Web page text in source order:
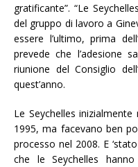
gratificante”. “Le
del gruppo di lavoro a
essere l’ultimo, prima
prevede che l’adesione
riunione del Consiglio
quest’anno.
Le Seychelles inizialmente
1995, ma facevano ben
processo nel 2008. E
che le Seychelles